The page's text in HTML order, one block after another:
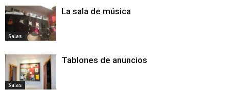
Salas
La sala de música
Salas
Tablones de anuncios